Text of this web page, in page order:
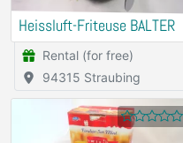
Heissluft-Friteuse BALTER
Rental (for free)
94315 Straubing